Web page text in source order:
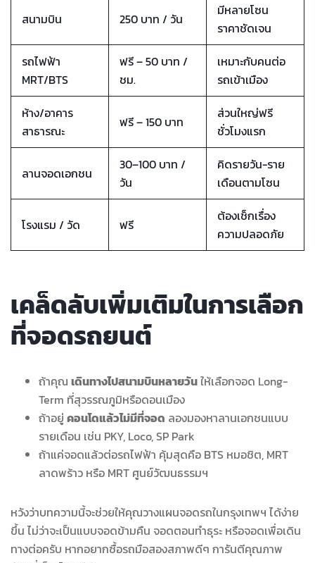
สนามบิน 250 บาท / วัน
มีหลายโซน
ราคาชัดเจน
รถไฟฟ้า
MRT/BTS
ฟรี – 50 บาท /
ชม.
เหมาะกับคนต่อ
รถเข้าเมือง
ห้าง/อาคาร
สาธารณะ
ฟรี – 150 บาท
ส่วนใหญ่ฟรี
ชั่วโมงแรก
ลานจอดเอกชน
30–100 บาท /
วัน
คิดรายวัน-ราย
เดือนตามโซน
โรงแรม / วัด ฟรี
ต้องเช็กเรื่อง
ความปลอดภัย
เคล็ดลับเพิ่มเติมในการเลือก
ที่จอดรถยนต์
ถ้าคุณ เดินทางไปสนามบินหลายวันให้เลือกจอด Long-
Term ที่สุวรรณภูมิหรือดอนเมือง
ถ้าอยู่ คอนโดแล้วไม่มีที่จอด ลองมองหาลานเอกชนแบบ
รายเดือน เช่น PKY, Loco, SP Park
ถ้าแค่จอดแล้วต่อรถไฟฟ้า คุ้มสุดคือ BTS หมอชิต, MRT
ลาดพร้าว หรือ MRT ศูนย์วัฒนธรรมฯ
หวังว่าบทความนี้จะช่วยให้คุณวางแผนจอดรถในกรุงเทพฯ ได้ง่าย
ขึ้น ไม่ว่าจะเป็นแบบจอดข้ามคืน จอดตอนทำธุระ หรือจอดเพื่อเดิน
ทางต่อครับ หากอยากซื้อรถมือสองสภาพดีๆ การันตีคุณภาพ